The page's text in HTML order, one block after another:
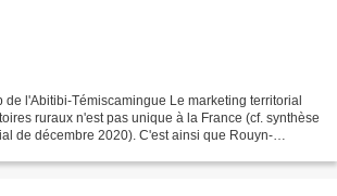
de l'Abitibi-Témiscamingue Le marketing territorial
ruraux n'est pas unique à la France (cf. synthèse
de décembre 2020). C'est ainsi que Rouyn-